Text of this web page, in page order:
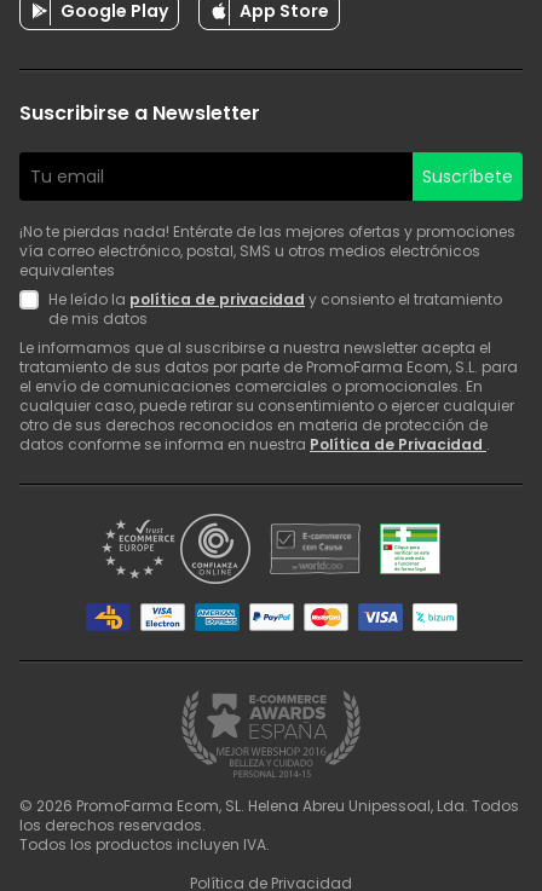
Google Play App Store
Suscribirse a Newsletter
Suscríbete
¡No te pierdas nada! Entérate de las mejores ofertas y promociones
vía correo electrónico, postal, SMS u otros medios electrónicos
equivalentes
He leído la política de privacidad y consiento el tratamiento
de mis datos
Le informamos que al suscribirse a nuestra newsletter acepta el
tratamiento de sus datos por parte de PromoFarma Ecom, S.L. para
el envío de comunicaciones comerciales o promocionales. En
cualquier caso, puede retirar su consentimiento o ejercer cualquier
otro de sus derechos reconocidos en materia de protección de
datos conforme se informa en nuestra Política de Privacidad .
© 2026 PromoFarma Ecom, SL. Helena Abreu Unipessoal, Lda. Todos
los derechos reservados.
Todos los productos incluyen IVA.
Política de Privacidad